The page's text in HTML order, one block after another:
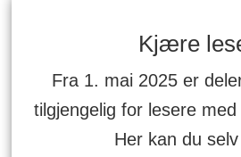
Kjære
Fra 1. mai 2025 er
tilgjengelig for lesere
Her kan du